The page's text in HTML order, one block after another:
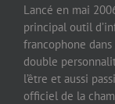
Lancé en mai
principal outil
francophone dans
double
l’être et aussi
officiel de la